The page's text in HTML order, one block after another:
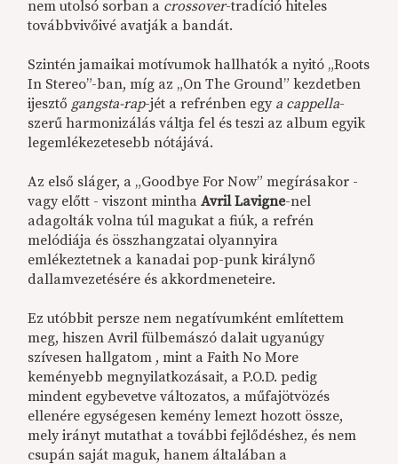
nem utolsó sorban a crossover-tradíció hiteles
továbbvivőivé avatják a bandát.
Szintén jamaikai motívumok hallhatók a nyitó „Roots
In Stereo”-ban, míg az „On The Ground” kezdetben
ijesztő gangsta-rap-jét a refrénben egy a cappella-
szerű harmonizálás váltja fel és teszi az album egyik
legemlékezetesebb nótájává.
Az első sláger, a „Goodbye For Now” megírásakor -
vagy előtt - viszont minthaAvril Lavigne-nel
adagolták volna túl magukat a fiúk, a refrén
melódiája és összhangzatai olyannyira
emlékeztetnek a kanadai pop-punk királynő
dallamvezetésére és akkordmeneteire.
Ez utóbbit persze nem negatívumként említettem
meg, hiszen Avril fülbemászó dalait ugyanúgy
szívesen hallgatom , mint a Faith No More
keményebb megnyilatkozásait, a P.O.D. pedig
mindent egybevetve változatos, a műfajötvözés
ellenére egységesen kemény lemezt hozott össze,
mely irányt mutathat a további fejlődéshez, és nem
csupán saját maguk, hanem általában a